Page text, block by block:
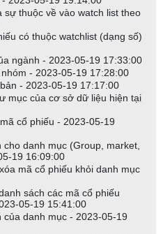
sự thuộc về vào watch list theo
có thuộc watchlist (dạng số)
ngành - 2023-05-19 17:33:00
- 2023-05-19 17:28:00
- 2023-05-19 17:17:00
mục của cơ sở dữ liệu hiện tại
cổ phiếu - 2023-05-19
danh mục (Group, market,
19 16:09:00
mã cổ phiếu khỏi danh mục
sách các mã cổ phiếu
05-19 15:41:00
danh mục - 2023-05-19